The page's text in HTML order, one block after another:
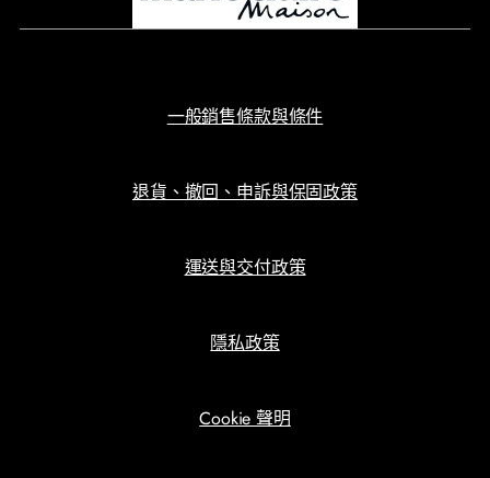
一般銷售條款與條件
退貨、撤回、申訴與保固政策
運送與交付政策
隱私政策
Cookie 聲明